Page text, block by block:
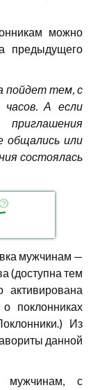
можно
предыдущего
пойдет тем, с
А если
общались или
состоялась
мужчинам —
(доступна тем
активирована
поклонниках
Из
данной
с